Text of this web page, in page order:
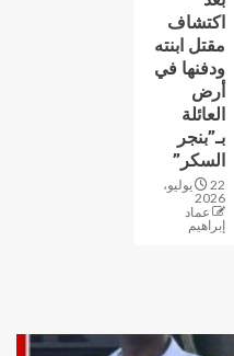
اكتشاف
مقتل ابنته
ودفنها في
أرض
العائلة
بـ”بنجر
السكر”
22 يوليو،
2026
عماد
إبراهيم